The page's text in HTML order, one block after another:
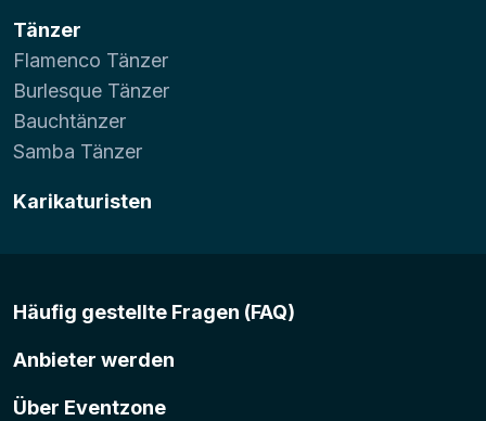
Tänzer
Flamenco Tänzer
Burlesque Tänzer
Bauchtänzer
Samba Tänzer
Karikaturisten
Häufig gestellte Fragen (FAQ)
Anbieter werden
Über Eventzone